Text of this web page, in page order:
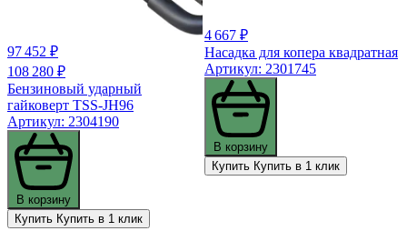
97 452 ₽
108 280 ₽
Бензиновый ударный
гайковерт TSS-JH96
Артикул: 2304190
В корзину
Купить Купить в 1 клик
4 667 ₽
Насадка для копера квадратная
Артикул: 2301745
В корзину
Купить Купить в 1 клик